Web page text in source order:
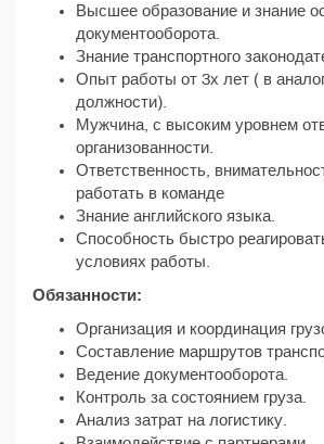
Высшее образование и знание
документооборота.
Знание транспортного
Опыт работы от 3х лет ( в
должности).
Мужчина, с высоким уровнем
организованности.
Ответственность,
работать в команде
Знание английского языка.
Способность быстро
условиях работы.
Обязанности:
Организация и координация
Составление маршрутов
Ведение документооборота.
Контроль за состоянием груза.
Анализ затрат на логистику.